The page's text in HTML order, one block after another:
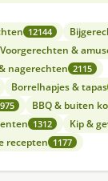
12144
Voorgerechten &
nagerechten 2115
Borrelhapjes & tapas
BBQ & buiten
1312 Kip &
recepten 1177